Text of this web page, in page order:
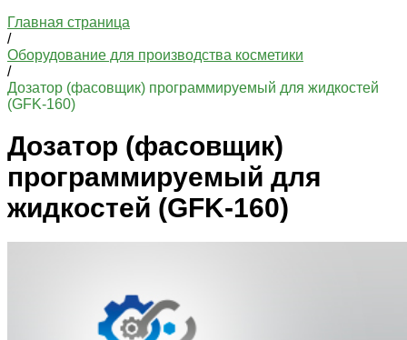
Главная страница
/
Оборудование для производства косметики
/
Дозатор (фасовщик) программируемый для жидкостей
(GFK-160)
Дозатор (фасовщик)
программируемый для
жидкостей (GFK-160)